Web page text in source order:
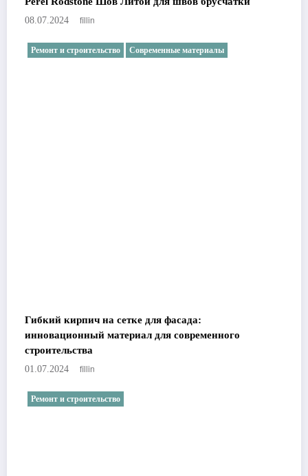
08.07.2024 fillin
Ремонт и строительство Современные материалы
Гибкий кирпич на сетке для фасада:
инновационный материал для современного
строительства
01.07.2024 fillin
Ремонт и строительство